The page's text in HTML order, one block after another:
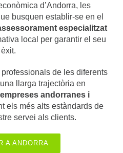
d’Andorra, les
busquen establir-se en el
especialitzat
local per garantir el seu
èxit.
de les diferents
llarga trajectòria en
andorranes i
els més alts estàndards de
servei als clients.
A ANDORRA